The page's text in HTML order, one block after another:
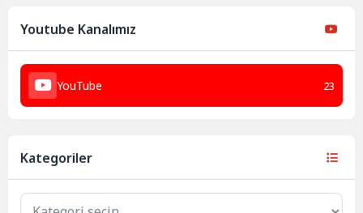
Youtube Kanalımız
YouTube 23
Kategoriler